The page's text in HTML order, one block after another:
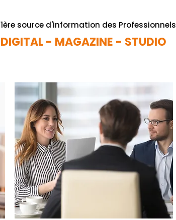
1ère source d'information des Professionnels
DIGITAL - MAGAZINE - STUDIO